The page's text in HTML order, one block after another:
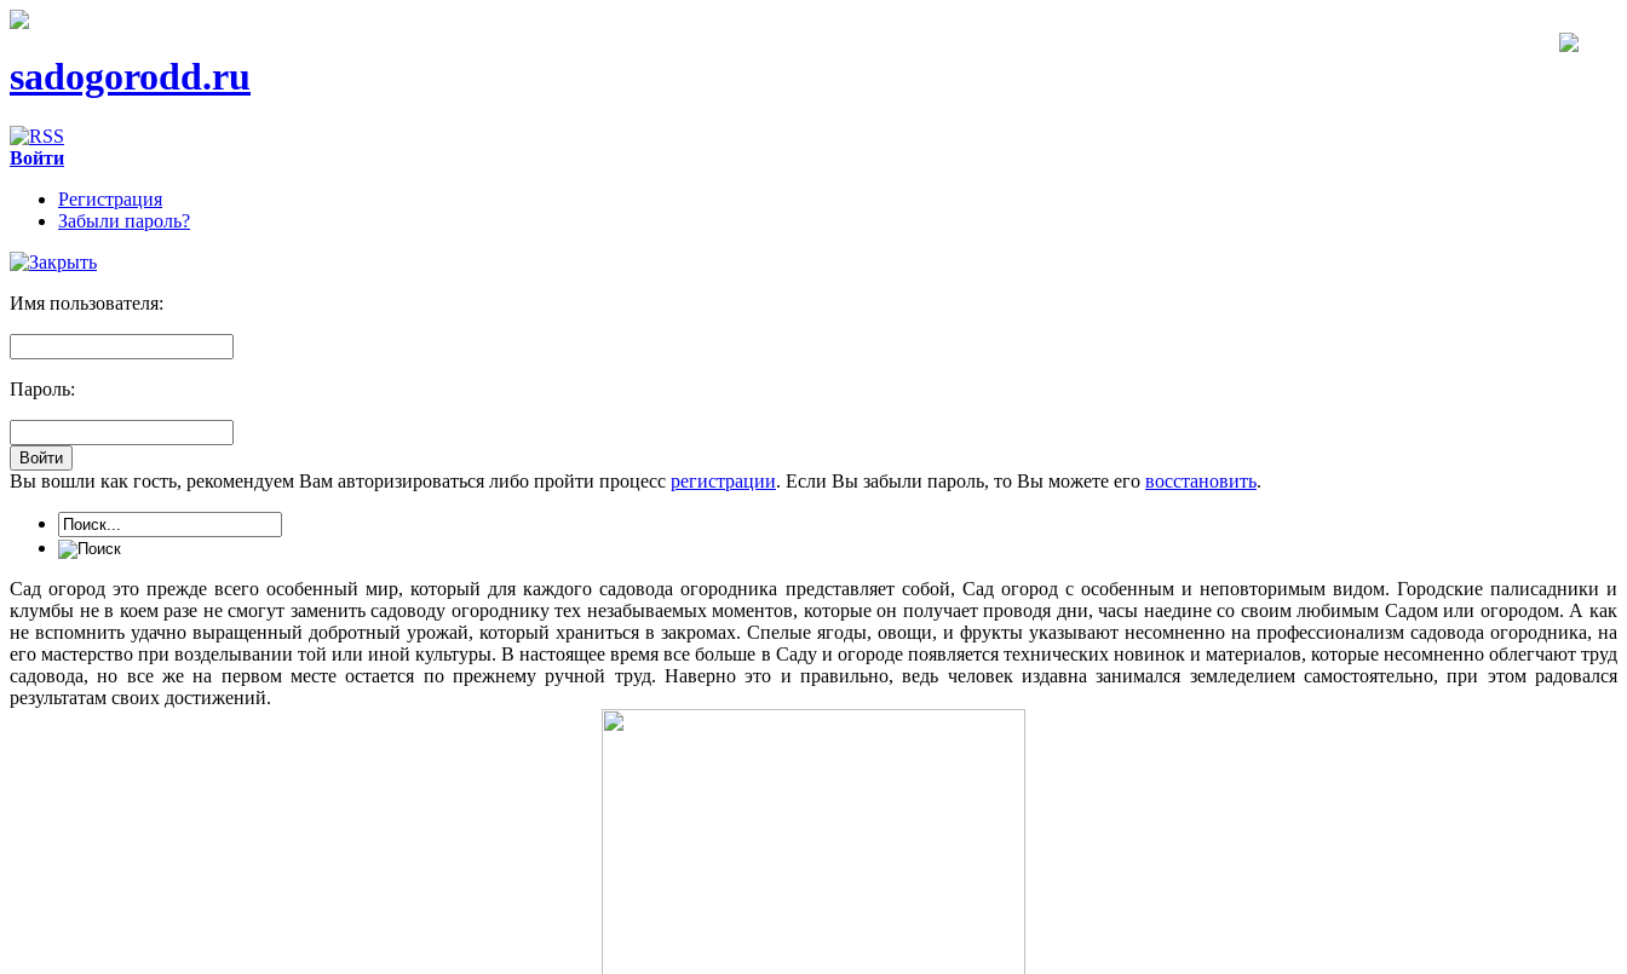
sadogorodd.ru
Войти
Регистрация
Забыли пароль?
Имя пользователя:
Пароль:
Вы вошли как гость, рекомендуем Вам авторизироваться либо пройти процесс регистрации. Если Вы забыли пароль, то Вы можете его восстановить.
Сад огород это прежде всего особенный мир, который для каждого садовода огородника представляет собой, Cад огород с особенным и неповторимым видом. Городские палисадники и
клумбы не в коем разе не смогут заменить садоводу огороднику тех незабываемых моментов, которые он получает проводя дни, часы наедине со своим любимым Cадом или огородом. А как
не вспомнить удачно выращенный добротный урожай, который храниться в закромах. Спелые ягоды, овощи, и фрукты указывают несомненно на профессионализм садовода огородника, на
его мастерство при возделывании той или иной культуры. В настоящее время все больше в Cаду и огороде появляется технических новинок и материалов, которые несомненно облегчают труд
садовода, но все же на первом месте остается по прежнему ручной труд. Наверно это и правильно, ведь человек издавна занимался земледелием самостоятельно, при этом радовался
результатам своих достижений.